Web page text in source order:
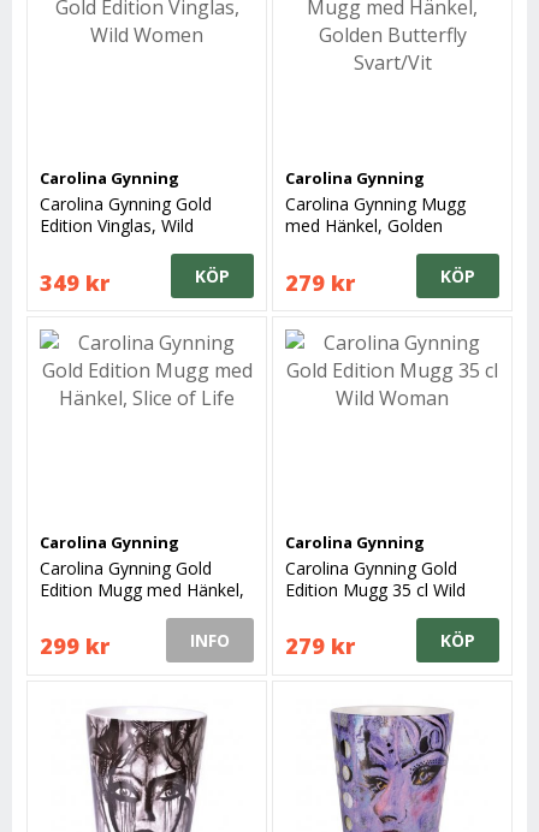
Carolina Gynning
Carolina Gynning Gold
Edition Vinglas, Wild
349 kr KÖP
Carolina Gynning
Carolina Gynning Mugg
med Hänkel, Golden
279 kr KÖP
Carolina Gynning
Carolina Gynning Gold
Edition Mugg med Hänkel,
299 kr INFO
Carolina Gynning
Carolina Gynning Gold
Edition Mugg 35 cl Wild
279 kr KÖP